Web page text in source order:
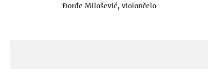
Đorđe Milošević, violončelo